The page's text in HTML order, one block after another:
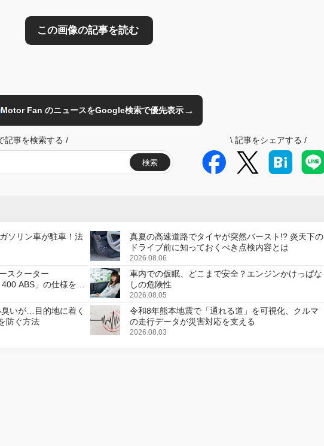
Motor Fan のニュースをGoogle検索で優先表示→
記事を検索する /
検索
\ 記事をシェアする /
ソリン車が駐車！法
真夏の高速道路でタイヤが突然バースト!? 炎天下の
ドライブ前に知っておくべき点検内容とは
2026.08.06
スクーター
ABS」の仕様を変
車内での仮眠、どこまで安全？エンジンかけっぱな
しの危険性
2026.08.05
いが…目的地に着く
防ぐ方法
令和8年熊本地震で「通れる道」を可視化、クルマ
の走行データが災害対応を支える
2026.08.03